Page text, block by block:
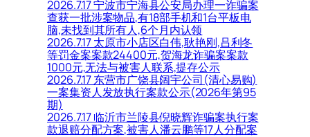
2026.7.17 宁波市宁海县公安局办理一诈骗案
查获一批涉案物品,有18部手机和1台平板电
脑,未找到其所有人,6个月内认领
2026.7.17 太原市小店区白伟,耿艳刚,吕利冬
等罚金案案款24400元,贺海龙诈骗案案款
1000元,无法与被害人联系,提存公示
2026.7.17 东营市广饶县阔宇公司(清心易购)
一案集资人发放执行案款公示(2026年第95
期)
2026.7.17 临沂市兰陵县倪晓辉诈骗案执行案
款退赔分配方案,被害人潘云鹏等17人分配案